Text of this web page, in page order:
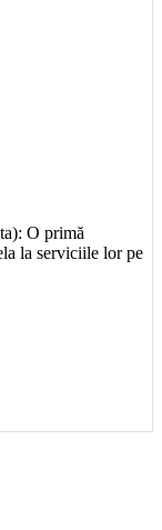
O primă
la serviciile lor pe